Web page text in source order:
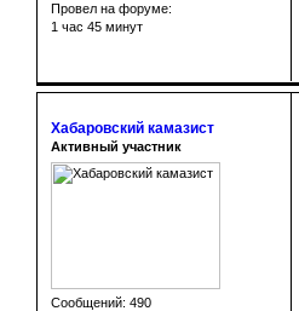
Провел на форуме:
1 час 45 минут
Хабаровский камазист
Активный участник
Сообщений: 490